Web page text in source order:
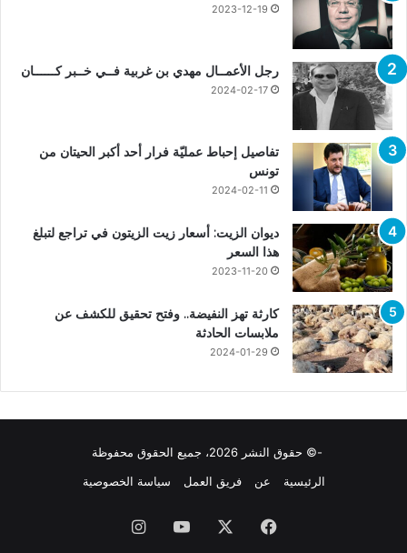
2023-12-19
رجل الأعمــال مهدي بن غربية فــي خــبر كــــــان
2024-02-17
تفاصيل إحباط عمليّة فرار أحد أكبر الحيتان من
تونس
2024-02-11
ديوان الزيت: أسعار زيت الزيتون في تراجع لتبلغ
هذا السعر
2023-11-20
كارثة تهز النفيضة.. وفتح تحقيق للكشف عن
ملابسات الحادثة
2024-01-29
-© حقوق النشر 2026، جميع الحقوق محفوظة
الرئيسية
عن فريق العمل سياسة الخصوصية
فيسبوك يوتيوبانستقرام